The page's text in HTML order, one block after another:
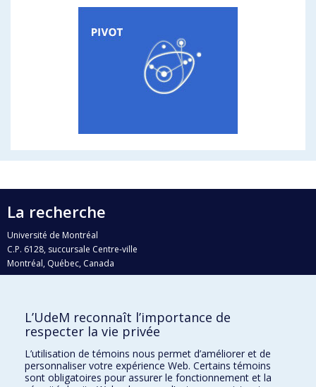
La recherche
Université de Montréal
C.P. 6128, succursale Centre-ville
Montréal, Québec, Canada
H3C 3J7
Qui fait quoi?
Nous trouver
Plan du site
L’UdeM reconnaît l’importance de
respecter la vie privée
L’utilisation de témoins nous permet d’améliorer et de
personnaliser votre expérience Web. Certains témoins
sont obligatoires pour assurer le fonctionnement et la